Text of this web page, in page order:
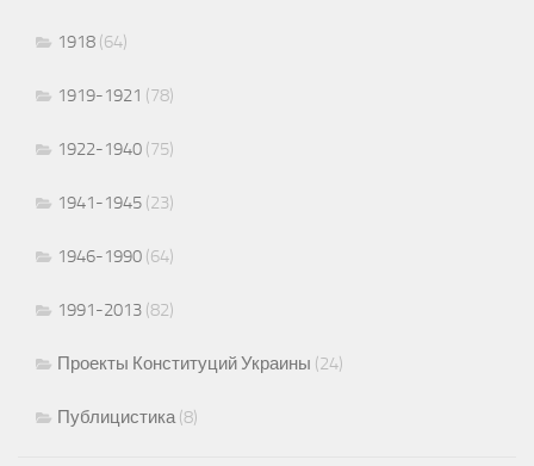
1918 (64)
1919-1921 (78)
1922-1940 (75)
1941-1945 (23)
1946-1990 (64)
1991-2013 (82)
Проекты Конституций Украины (24)
Публицистика(8)